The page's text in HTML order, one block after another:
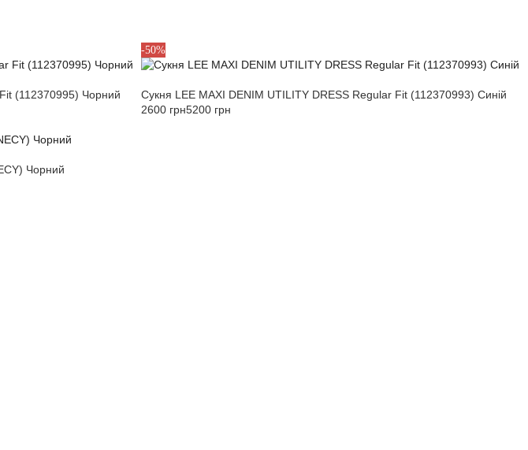
(112370995) Чорний
-50%
S
Сукня LEE MAXI DENIM UTILITY DRESS Regular Fit (112370993) Синій
2600 грн5200 грн
Чорний